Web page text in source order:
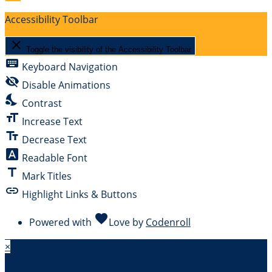
Accessibility Toolbar
close Toggle the visibility of the Accessibility Toolbar
keyboard Keyboard Navigation
visibility_off Disable Animations
nights_stay Contrast
format_size Increase Text
text_fields Decrease Text
font_download Readable Font
title Mark Titles
link Highlight Links & Buttons
Powered with favoriteLove by Codenroll
×